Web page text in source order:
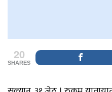
20
SHARES